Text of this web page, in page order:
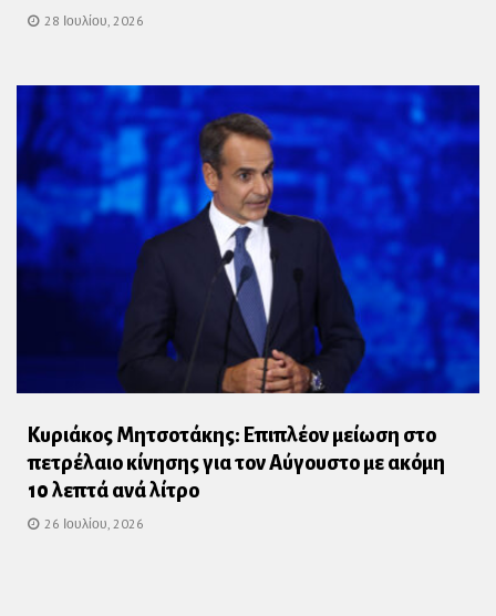
28 Ιουλίου, 2026
Κυριάκος Μητσοτάκης: Επιπλέον μείωση στο
πετρέλαιο κίνησης για τον Αύγουστο με ακόμη
10 λεπτά ανά λίτρο
26 Ιουλίου, 2026